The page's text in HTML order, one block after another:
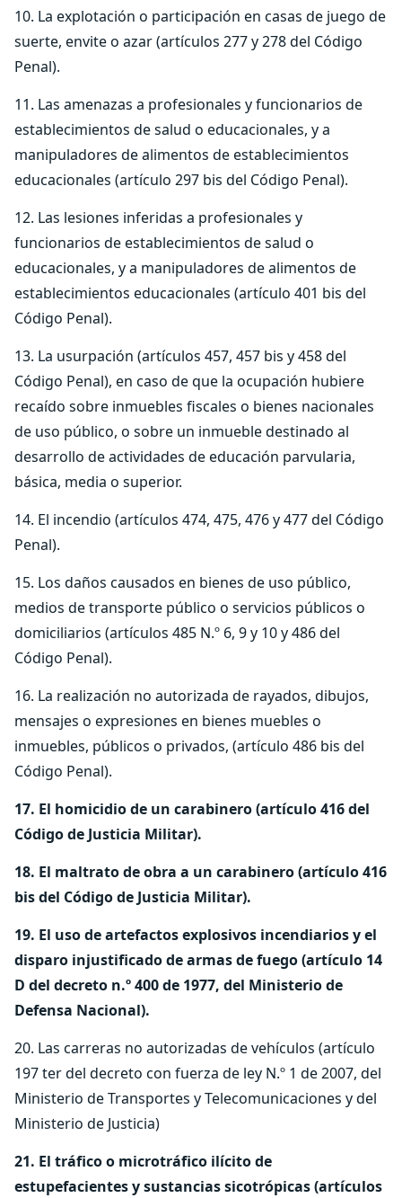
10. La explotación o participación en casas de juego de
suerte, envite o azar (artículos 277 y 278 del Código
Penal).
11. Las amenazas a profesionales y funcionarios de
establecimientos de salud o educacionales, y a
manipuladores de alimentos de establecimientos
educacionales (artículo 297 bis del Código Penal).
12. Las lesiones inferidas a profesionales y
funcionarios de establecimientos de salud o
educacionales, y a manipuladores de alimentos de
establecimientos educacionales (artículo 401 bis del
Código Penal).
13. La usurpación (artículos 457, 457 bis y 458 del
Código Penal), en caso de que la ocupación hubiere
recaído sobre inmuebles fiscales o bienes nacionales
de uso público, o sobre un inmueble destinado al
desarrollo de actividades de educación parvularia,
básica, media o superior.
14. El incendio (artículos 474, 475, 476 y 477 del Código
Penal).
15. Los daños causados en bienes de uso público,
medios de transporte público o servicios públicos o
domiciliarios (artículos 485 N.º 6, 9 y 10 y 486 del
Código Penal).
16. La realización no autorizada de rayados, dibujos,
mensajes o expresiones en bienes muebles o
inmuebles, públicos o privados, (artículo 486 bis del
Código Penal).
17. El homicidio de un carabinero (artículo 416 del
Código de Justicia Militar).
18. El maltrato de obra a un carabinero (artículo 416
bis del Código de Justicia Militar).
19. El uso de artefactos explosivos incendiarios y el
disparo injustificado de armas de fuego (artículo 14
D del decreto n.º 400 de 1977, del Ministerio de
Defensa Nacional).
20. Las carreras no autorizadas de vehículos (artículo
197 ter del decreto con fuerza de ley N.º 1 de 2007, del
Ministerio de Transportes y Telecomunicaciones y del
Ministerio de Justicia)
21. El tráfico o microtráfico ilícito de
estupefacientes y sustancias sicotrópicas (artículos